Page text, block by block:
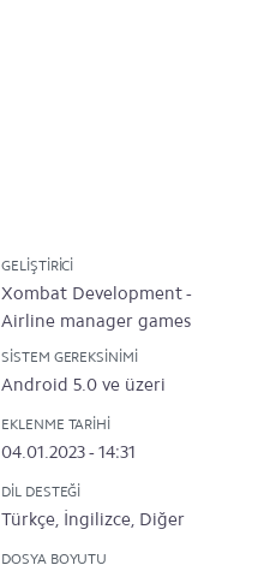
GELIŞTIRICI
Xombat Development -
Airline manager games
SISTEM GEREKSINIMI
Android 5.0 ve üzeri
EKLENME TARIHI
04.01.2023 - 14:31
DIL DESTEĞI
Türkçe, İngilizce, Diğer
DOSYA BOYUTU